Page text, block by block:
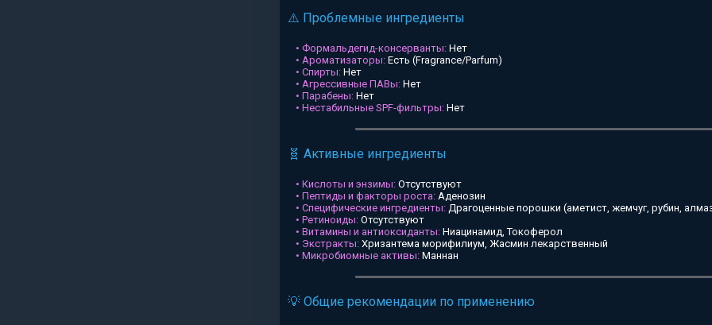
⚠️ Проблемные ингредиенты
• Формальдегид-консерванты: Нет
• Ароматизаторы: Есть (Fragrance/Parfum)
• Спирты: Нет
• Агрессивные ПАВы: Нет
• Парабены: Нет
• Нестабильные SPF-фильтры: Нет
🧬 Активные ингредиенты
• Кислоты и энзимы: Отсутствуют
• Пептиды и факторы роста: Аденозин
• Специфические ингредиенты: Драгоценные порошки (аметист, жемчуг, рубин,
• Ретиноиды: Отсутствуют
• Витамины и антиоксиданты: Ниацинамид, Токоферол
• Экстракты: Хризантема морифилиум, Жасмин лекарственный
• Микробиомные активы: Маннан
💡 Общие рекомендации по применению